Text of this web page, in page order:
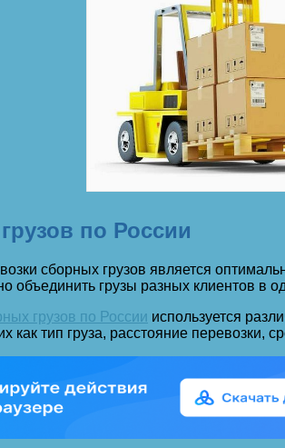
по России
сборных грузов является
грузы разных клиентов в
грузов по России используется
как тип груза, расстояние перевозки,